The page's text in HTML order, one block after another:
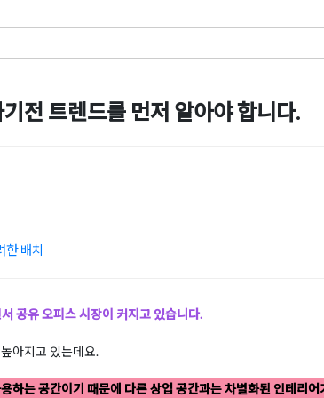
전 트렌드를 먼저 알아야 합니다.
한 배치
공유 오피스 시장이 커지고 있습니다.
아지고 있는데요.
하는 공간이기 때문에 다른 상업 공간과는 차별화된 인테리어